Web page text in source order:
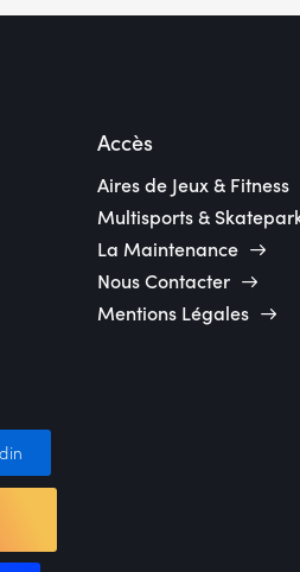
Accès
Aires de Jeux & Fitness
Multisports &
La Maintenance
Nous Contacter
Mentions Légales